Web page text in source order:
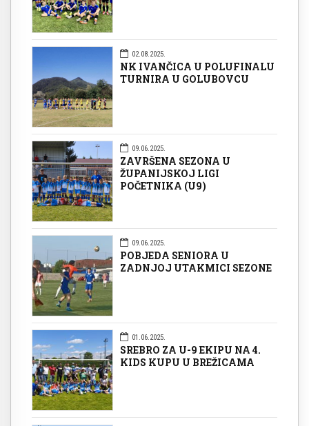
02.08.2025.
NK IVANČICA U POLUFINALU
TURNIRA U GOLUBOVCU
09.06.2025.
ZAVRŠENA SEZONA U
ŽUPANIJSKOJ LIGI
POČETNIKA (U9)
09.06.2025.
POBJEDA SENIORA U
ZADNJOJ UTAKMICI SEZONE
01.06.2025.
SREBRO ZA U-9 EKIPU NA 4.
KIDS KUPU U BREŽICAMA